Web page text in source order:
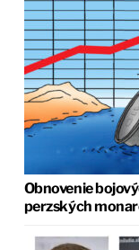
Obnovenie
perzských